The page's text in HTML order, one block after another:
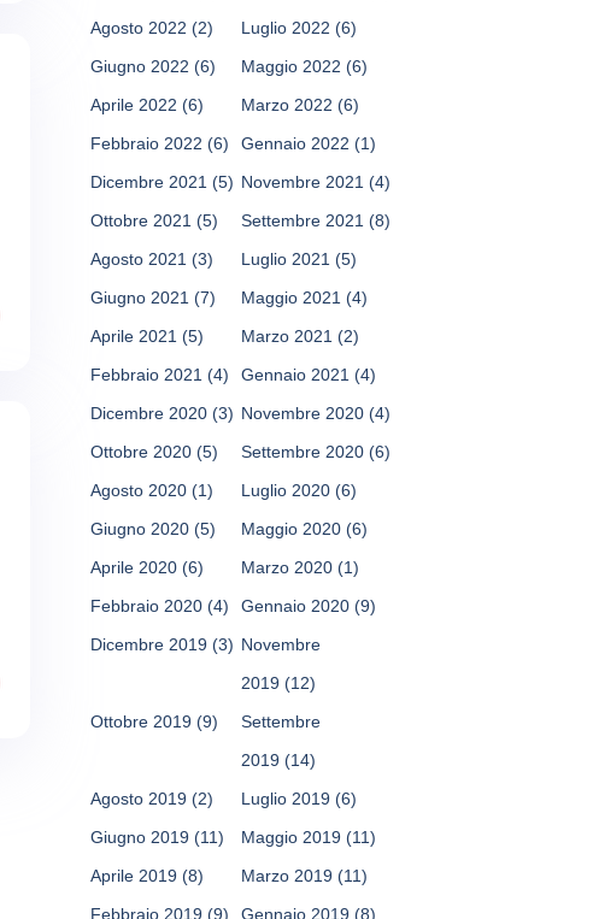
Agosto 2022 (2) Luglio 2022 (6)
Giugno 2022 (6) Maggio 2022 (6)
Aprile 2022 (6) Marzo 2022 (6)
Febbraio 2022 (6) Gennaio 2022 (1)
Dicembre 2021 (5) Novembre 2021 (4)
Ottobre 2021 (5) Settembre 2021 (8)
Agosto 2021 (3) Luglio 2021 (5)
Giugno 2021 (7) Maggio 2021 (4)
Aprile 2021 (5) Marzo 2021 (2)
Febbraio 2021 (4) Gennaio 2021 (4)
Dicembre 2020 (3) Novembre 2020 (4)
Ottobre 2020 (5) Settembre 2020 (6)
Agosto 2020 (1) Luglio 2020 (6)
Giugno 2020 (5) Maggio 2020 (6)
Aprile 2020 (6) Marzo 2020 (1)
Febbraio 2020 (4) Gennaio 2020 (9)
Dicembre 2019 (3) Novembre
2019 (12)
Ottobre 2019 (9)
Settembre
2019 (14)
Agosto 2019 (2) Luglio 2019 (6)
Giugno 2019 (11) Maggio 2019 (11)
Aprile 2019 (8) Marzo 2019 (11)
Febbraio 2019 (9) Gennaio 2019 (8)